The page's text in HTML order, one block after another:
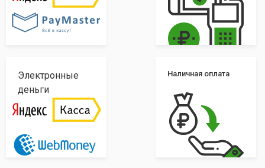
Электронные
деньги
Наличная оплата